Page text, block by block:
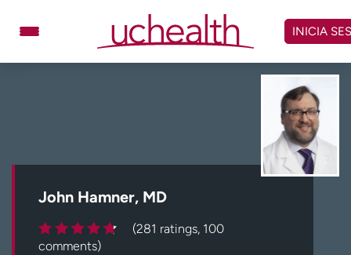
contenido
Carreras
INICIA
John Hamner, MD
(281 ratings, 100
comments)